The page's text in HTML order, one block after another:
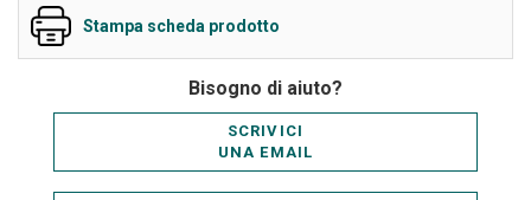
Stampa scheda prodotto
Bisogno di aiuto?
SCRIVICI
UNA EMAIL